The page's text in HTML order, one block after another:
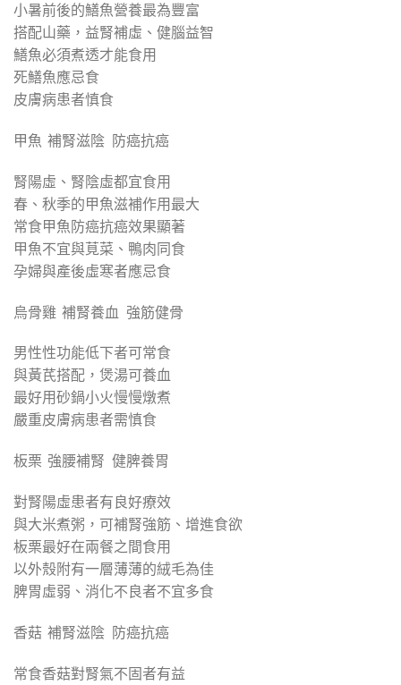
小暑前後的鱔魚營養最為豐富
搭配山藥，益腎補虛、健腦益智
鱔魚必須煮透才能食用
死鱔魚應忌食
皮膚病患者慎食
甲魚 補腎滋陰 防癌抗癌
腎陽虛、腎陰虛都宜食用
春、秋季的甲魚滋補作用最大
常食甲魚防癌抗癌效果顯著
甲魚不宜與莧菜、鴨肉同食
孕婦與產後虛寒者應忌食
烏骨雞 補腎養血 強筋健骨
男性性功能低下者可常食
與黃芪搭配，煲湯可養血
最好用砂鍋小火慢慢燉煮
嚴重皮膚病患者需慎食
板栗 強腰補腎 健脾養胃
對腎陽虛患者有良好療效
與大米煮粥，可補腎強筋、增進食欲
板栗最好在兩餐之間食用
以外殼附有一層薄薄的絨毛為佳
脾胃虛弱、消化不良者不宜多食
香菇 補腎滋陰 防癌抗癌
常食香菇對腎氣不固者有益